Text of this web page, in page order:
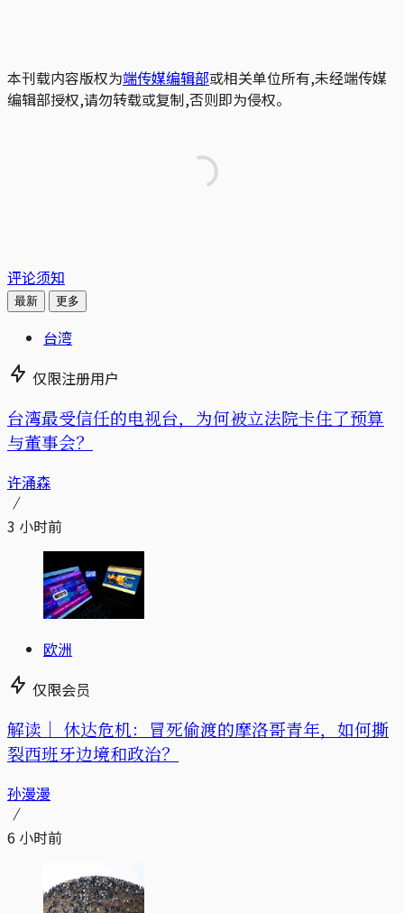
本刊载内容版权为端传媒编辑部或相关单位所有,未经端传媒
编辑部授权,请勿转载或复制,否则即为侵权。
评论须知
最新 更多
台湾
仅限注册用户
台湾最受信任的电视台，为何被立法院卡住了预算
与董事会？
许涌森
3 小时前
欧洲
仅限会员
解读｜ 休达危机：冒死偷渡的摩洛哥青年，如何撕
裂西班牙边境和政治？
孙漫漫
6 小时前